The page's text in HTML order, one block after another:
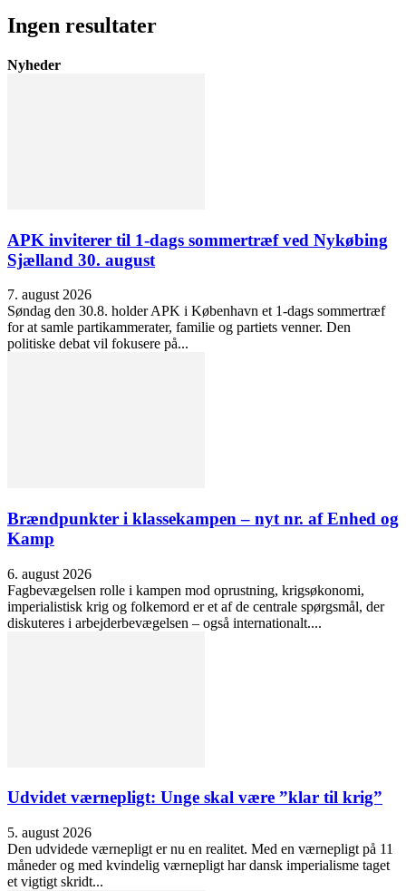
Ingen resultater
Nyheder
APK inviterer til 1-dags sommertræf ved Nykøbing
Sjælland 30. august
7. august 2026
Søndag den 30.8. holder APK i København et 1-dags sommertræf
for at samle partikammerater, familie og partiets venner. Den
politiske debat vil fokusere på...
Brændpunkter i klassekampen – nyt nr. af Enhed og
Kamp
6. august 2026
Fagbevægelsen rolle i kampen mod oprustning, krigsøkonomi,
imperialistisk krig og folkemord er et af de centrale spørgsmål, der
diskuteres i arbejderbevægelsen – også internationalt....
Udvidet værnepligt: Unge skal være ”klar til krig”
5. august 2026
Den udvidede værnepligt er nu en realitet. Med en værnepligt på 11
måneder og med kvindelig værnepligt har dansk imperialisme taget
et vigtigt skridt...